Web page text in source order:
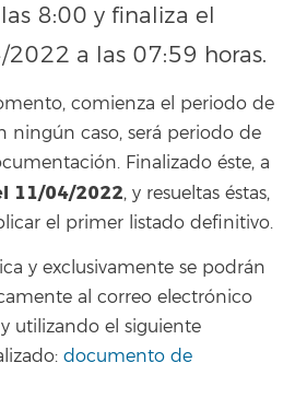
8:00 y finaliza el
a las 07:59 horas.
comienza el periodo de
ningún caso, será periodo de
Finalizado éste, a
11/04/2022, y resueltas éstas,
el primer listado definitivo.
y exclusivamente se podrán
al correo electrónico
utilizando el siguiente
documento de